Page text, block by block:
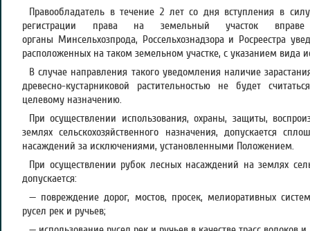
Правообладатель в течение 2 лет со дня вступления в
регистрации права на земельный участок
органы Минсельхозпрода, Россельхознадзора и Росреестра
расположенных на таком земельном участке, с указанием вида
В случае направления такого уведомления наличие
древесно-кустарниковой растительностью не будет
целевому назначению.
При осуществлении использования, охраны, защиты,
землях сельскохозяйственного назначения, допускается
насаждений за исключениями, установленными Положением.
При осуществлении рубок лесных насаждений на землях
допускается:
— повреждение дорог, мостов, просек, мелиоративных
русел рек и ручьев;